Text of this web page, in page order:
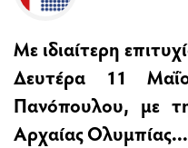
Με ιδιαίτερη
Δευτέρα 11
Πανόπουλου, με
Αρχαίας Ολυμπίας...